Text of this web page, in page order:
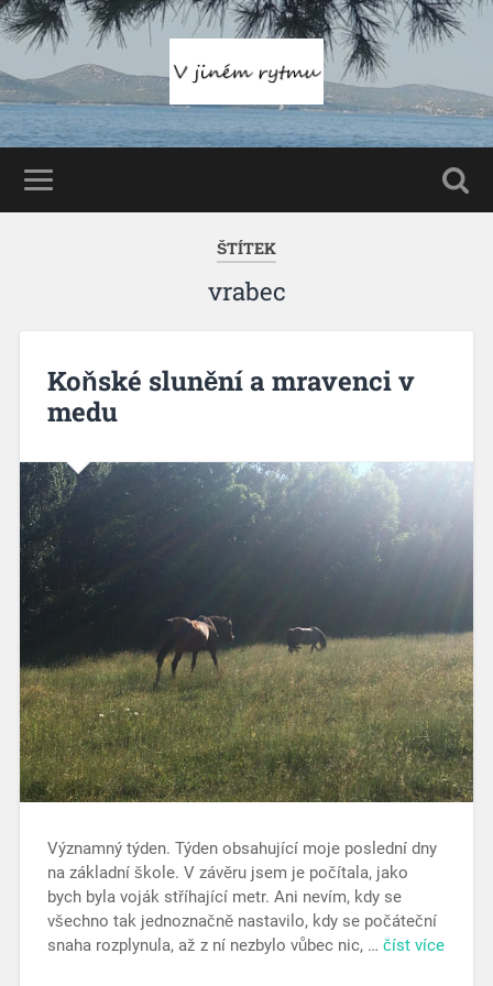
ŠTÍTEK
vrabec
Koňské slunění a mravenci v
medu
Významný týden. Týden obsahující moje poslední dny
na základní škole. V závěru jsem je počítala, jako
bych byla voják stříhající metr. Ani nevím, kdy se
všechno tak jednoznačně nastavilo, kdy se počáteční
snaha rozplynula, až z ní nezbylo vůbec nic, … číst více